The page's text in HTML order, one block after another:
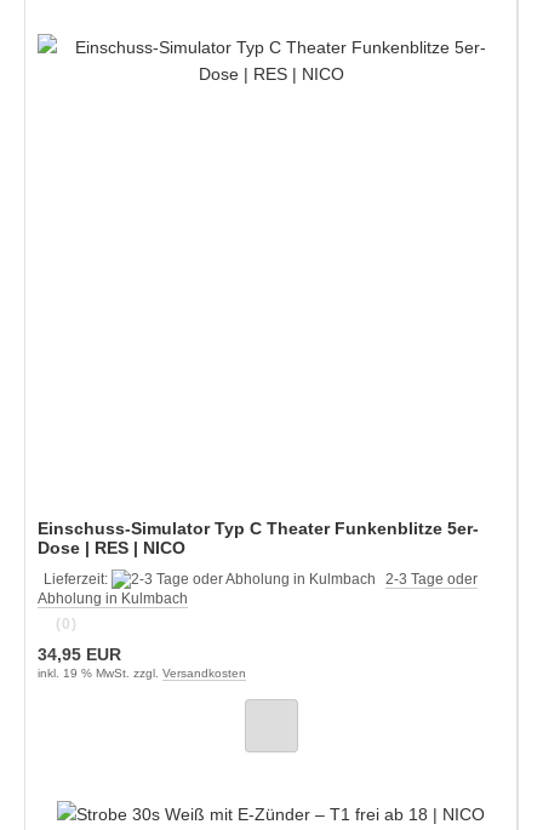
Einschuss-Simulator Typ C Theater Funkenblitze 5er-
Dose | RES | NICO
Lieferzeit:
2-3 Tage oder
Abholung in Kulmbach
(0)
34,95 EUR
inkl. 19 % MwSt. zzgl. Versandkosten